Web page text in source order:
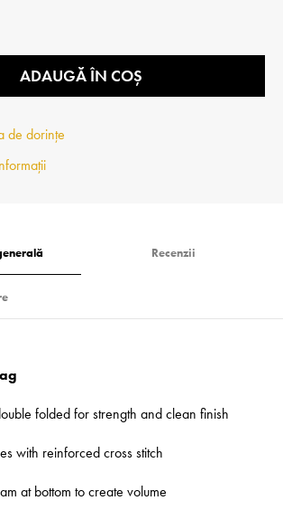
ADAUGĂ ÎN COȘ
de dorințe
Recenzii
folded for strength and clean finish
with reinforced cross stitch
at bottom to create volume